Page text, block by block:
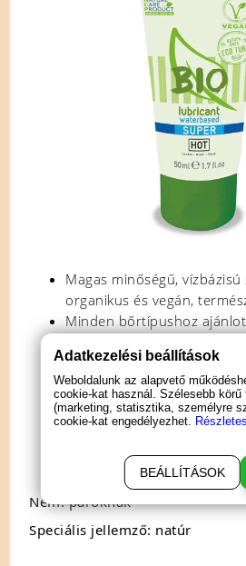
Magas minőségű, vízbázisú
organikus és vegán,
Minden bőrtípushoz
Kiváló, hosszan tartó
Tápláló hidratáló
Óvszerbarát,
készítmény.
lemosható.
Nem: pároknak
Speciális jellemző: natúr
Adatkezelési beállítások
Weboldalunk az alapvető
cookie-kat használ. Szélesebb körű
(marketing, statisztika, személyre
cookie-kat engedélyezhet.
BEÁLLÍTÁSOK